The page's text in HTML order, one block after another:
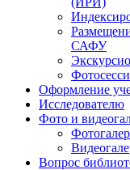
САФУ
Оформление
Исследователю
Фото и
Вопрос